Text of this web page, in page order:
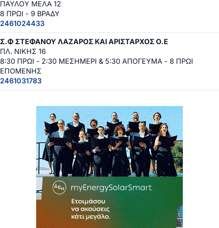
ΠΑΥΛΟΥ ΜΕΛΑ 12
8 ΠΡΩΙ - 9 ΒΡΑΔΥ
2461024433
Σ.Φ ΣΤΕΦΑΝΟΥ ΛΑΖΑΡΟΣ ΚΑΙ ΑΡΙΣΤΑΡΧΟΣ Ο.Ε
ΠΛ. ΝΙΚΗΣ 16
8:30 ΠΡΩΙ - 2:30 ΜΕΣΗΜΕΡΙ & 5:30 ΑΠΟΓΕΥΜΑ - 8 ΠΡΩΙ
ΕΠΟΜΕΝΗΣ
2461031783